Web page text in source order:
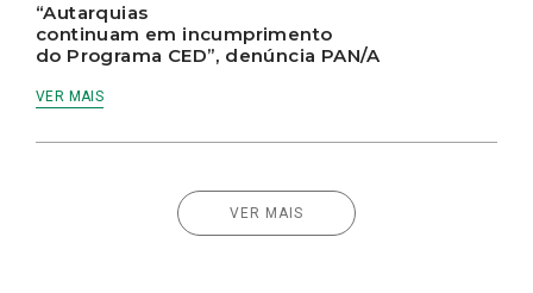
“Autarquias
continuam em incumprimento
do Programa CED”, denúncia PAN/A
VER MAIS
VER MAIS